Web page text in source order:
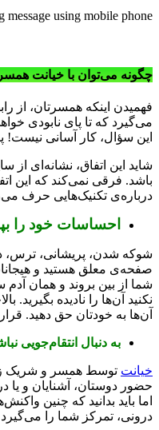
using mobile phone
چگونه می‌توان با خیانت همسر
فهمیدن اینکه همسرتان، از
می‌گیرد که تا پای نابودی
این سؤال، کار آسانی نیست!
شاید این اتفاق، نشانه‌ای
باشد. فرقی نمی‌کند که این
درباره‌ی تکنیک‌هایی حرف
احساسات خود را
شوکه شدن، پریشانی، ترس،
صفحه‌ی معلق هستید و
شما از بین بروند و همان
نکنید آن‌ها را نادیده
آن‌ها به خودتان حق دهید.
به دنبال انتقام‌جویی
خیانت توسط همسر و شریک
حضور دوستان، آشنایان و یا
اما باید بدانید که چنین
درونی، تمرکز شما را